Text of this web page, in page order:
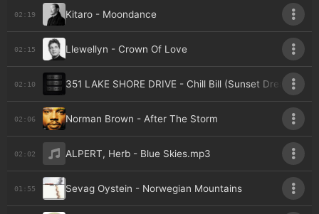
02:19 Kitaro - Moondance
02:15 Llewellyn - Crown Of Love
02:10 351 LAKE SHORE DRIVE - Chill Bill (Sunset Dreams)
02:06 Norman Brown - After The Storm
02:02 ALPERT, Herb - Blue Skies.mp3
01:55 Sevag Oystein - Norwegian Mountains